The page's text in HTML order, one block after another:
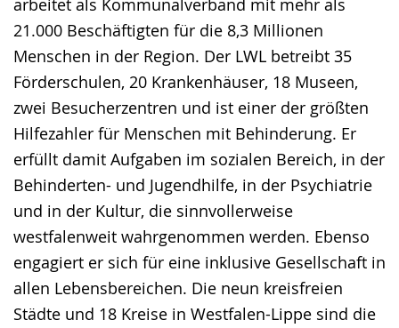
arbeitet als Kommunalverband mit mehr als
21.000 Beschäftigten für die 8,3 Millionen
Menschen in der Region. Der LWL betreibt 35
Förderschulen, 20 Krankenhäuser, 18 Museen,
zwei Besucherzentren und ist einer der größten
Hilfezahler für Menschen mit Behinderung. Er
erfüllt damit Aufgaben im sozialen Bereich, in der
Behinderten- und Jugendhilfe, in der Psychiatrie
und in der Kultur, die sinnvollerweise
westfalenweit wahrgenommen werden. Ebenso
engagiert er sich für eine inklusive Gesellschaft in
allen Lebensbereichen. Die neun kreisfreien
Städte und 18 Kreise in Westfalen-Lippe sind die